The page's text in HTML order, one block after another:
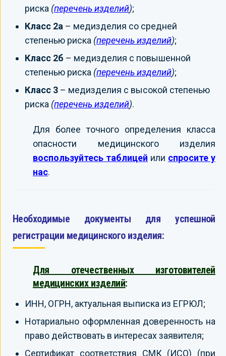
риска (перечень изделий);
Класс 2а – медизделия со средней
степенью риска (перечень изделий);
Класс 2б – медизделия с повышенной
степенью риска (перечень изделий);
Класс 3 – медизделия с высокой степенью
риска (перечень изделий).
Для более точного определения класса
опасности медицинского изделия
воспользуйтесь таблицей или спросите у
нас.
Необходимые документы для успешной
регистрации медицинского изделия:
Для отечественных изготовителей
медицинских изделий:
ИНН, ОГРН, актуальная выписка из ЕГРЮЛ;
Нотариально оформленная доверенность на
право действовать в интересах заявителя;
Сертификат соответствия СМК (ИСО) (при